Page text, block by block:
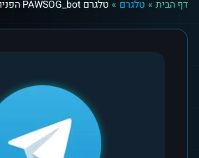
דף הבית » טלגרם » טלגרם PAWSOG_bot הפניות